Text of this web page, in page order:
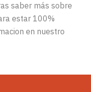
saber más sobre
estar 100%
en nuestro